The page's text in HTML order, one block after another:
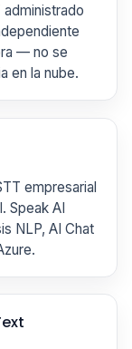
— no se
en la nube.
empresarial
Speak AI
NLP, AI Chat